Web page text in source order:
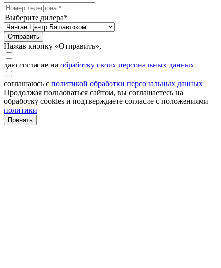
Выберите дилера*
Отправить
Нажав кнопку «Отправить»,
даю согласие на обработку своих персональных данных
соглашаюсь с политикой обработки персональных данных
Продолжая пользоваться сайтом, вы соглашаетесь на
обработку cookies и подтверждаете согласие с положениями
политики
Принять